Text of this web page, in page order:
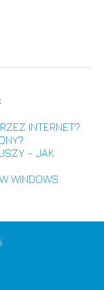
INTERNET?
– JAK
WINDOWS